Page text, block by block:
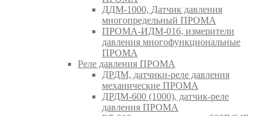
ДДМ-1000, Датчик давления
многопредельный ПРОМА
ПРОМА-ИДМ-016, измерители
давления многофункциональные
ПРОМА
Реле давления ПРОМА
ДРДМ, датчики-реле давления
механические ПРОМА
ДРДМ-600 (1000), датчик-реле
давления ПРОМА